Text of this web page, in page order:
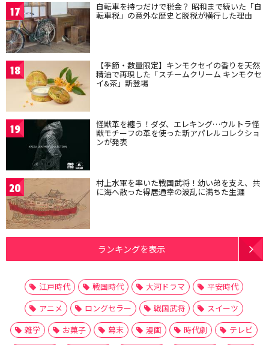
17 自転車を持つだけで税金？ 昭和まで続いた「自
転車税」の意外な歴史と脱税が横行した理由
18 【季節・数量限定】キンモクセイの香りを天然
精油で再現した「スチームクリーム キンモクセ
イ&茶」新登場
19 怪獣革を纏う！ダダ、エレキング…ウルトラ怪
獣モチーフの革を使った新アパレルコレクショ
ンが発表
20 村上水軍を率いた戦国武将！幼い弟を支え、共
に海へ散った得居通幸の波乱に満ちた生涯
ランキングを表示
江戸時代 戦国時代 大河ドラマ
平安時代
アニメ
ロングセラー 戦国武将
スイーツ
雑学
お菓子 幕末 漫画 時代劇
テレビ